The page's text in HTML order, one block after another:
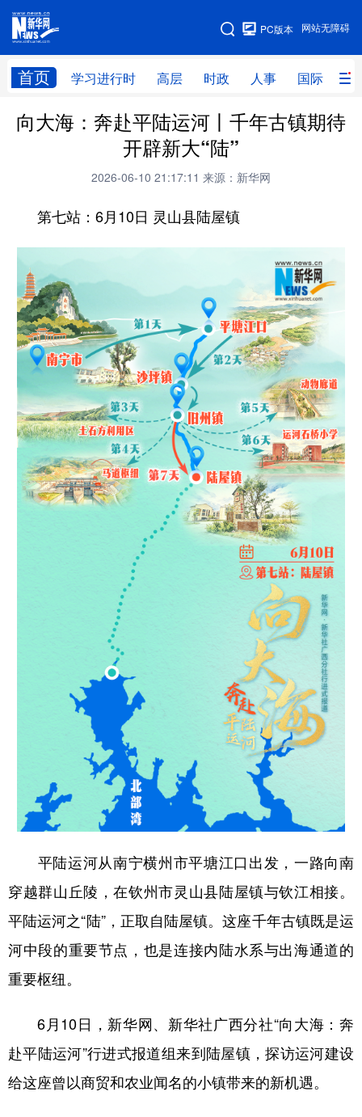
网站无障碍
PC版本
首页 学习进行时 高层 时政 人事 国际 财
网站地图
学习进行时 高层 时政 人事
财经 网评
科技 科创 量子
访谈 政务
法律 中央文件 金融 汽车
食品 人居 信息化 数字经济
学术中国 乡村振兴 溯源中国
城市 旅游 能源 会展
彩票 娱乐 悦读
公益 一带一路 亚太网 上市公司
山西
安徽 福建 江西
湖北 湖南
广西
四川 贵州
陕西 甘肃 青海 宁夏
新疆 内蒙古 黑龙江
多语种频道
English Español Français عربى
Deutsch Português
向大海：奔赴平陆运河丨千年古镇期待
开辟新大“陆”
2026-06-10 21:17:11 来源：新华网
第七站：6月10日 灵山县陆屋镇
平陆运河从南宁横州市平塘江口出发，一路向南
穿越群山丘陵，在钦州市灵山县陆屋镇与钦江相接。
平陆运河之“陆”，正取自陆屋镇。这座千年古镇既是运
河中段的重要节点，也是连接内陆水系与出海通道的
重要枢纽。
6月10日，新华网、新华社广西分社“向大海：奔
赴平陆运河”行进式报道组来到陆屋镇，探访运河建设
给这座曾以商贸和农业闻名的小镇带来的新机遇。